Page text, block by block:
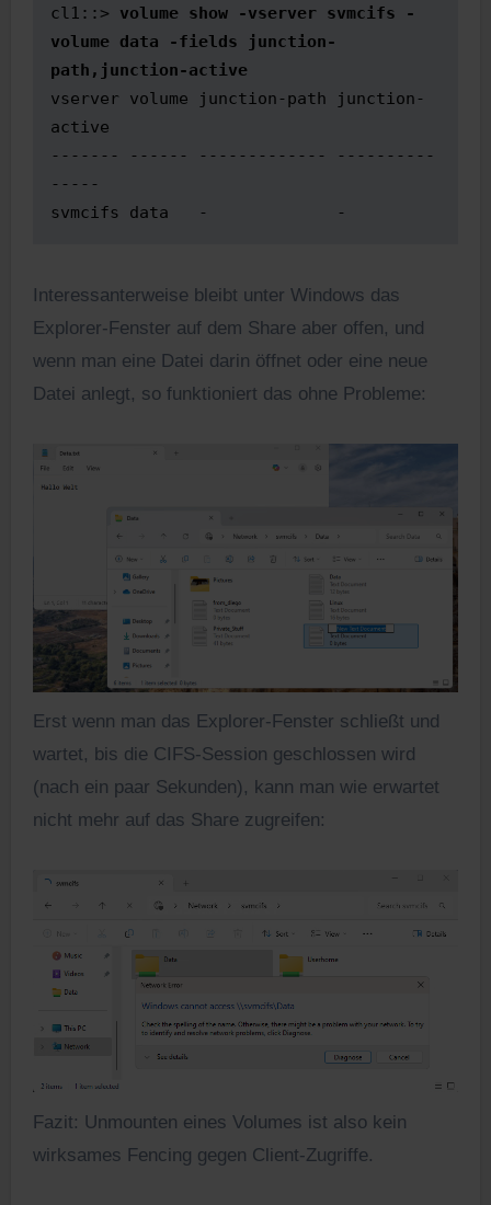
cl1::> volume show -vserver svmcifs -
volume data -fields junction-
path,junction-active
vserver volume junction-path junction-
active
------- ------ ------------- ----------
-----
svmcifs data   -             -
Interessanterweise bleibt unter Windows das
Explorer-Fenster auf dem Share aber offen, und
wenn man eine Datei darin öffnet oder eine neue
Datei anlegt, so funktioniert das ohne Probleme:
Erst wenn man das Explorer-Fenster schließt und
wartet, bis die CIFS-Session geschlossen wird
(nach ein paar Sekunden), kann man wie erwartet
nicht mehr auf das Share zugreifen:
Fazit: Unmounten eines Volumes ist also kein
wirksames Fencing gegen Client-Zugriffe.